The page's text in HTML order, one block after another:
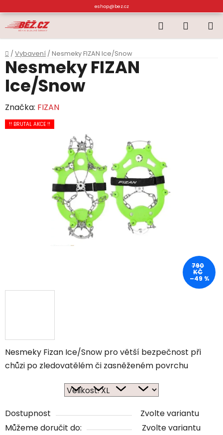
na
obsah
eshop@bez.cz
Hledat
KOŠÍK
Domů
/ Vybavení / Nesmeky FIZAN Ice/Snow
Nesmeky Fizan Ice/Snow pro větší bezpečnost při
chůzi po zledovatělém či zasněženém povrchu
Dostupnost
Zvolte variantu
Můžeme doručit do:
Zvolte variantu
Nesmeky FIZAN
Ice/Snow
Značka: FIZAN
!! BRUTAL AKCE !!
790
KČ
–49 %